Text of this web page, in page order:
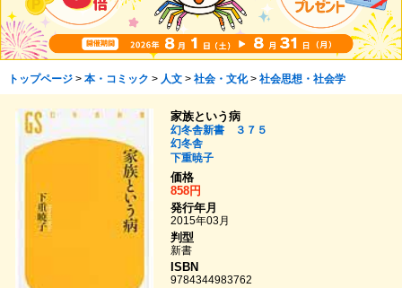
トップページ> 本・コミック > 人文> 社会・文化> 社会思想・社会学
家族という病
幻冬舎新書 ３７５
幻冬舎
下重暁子
価格
858円
発行年月
2015年03月
判型
新書
ISBN
9784344983762